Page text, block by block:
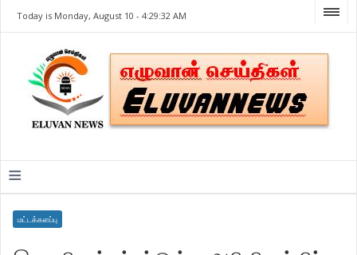
Today is Monday, August 10 -4:29:32 AM
≡
மட்டக்களப்பு